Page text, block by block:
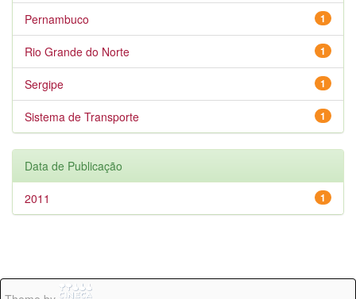
1
Pernambuco
1
Rio Grande do Norte
1
Sergipe
1
Sistema de Transporte
Data de Publicação
1
2011